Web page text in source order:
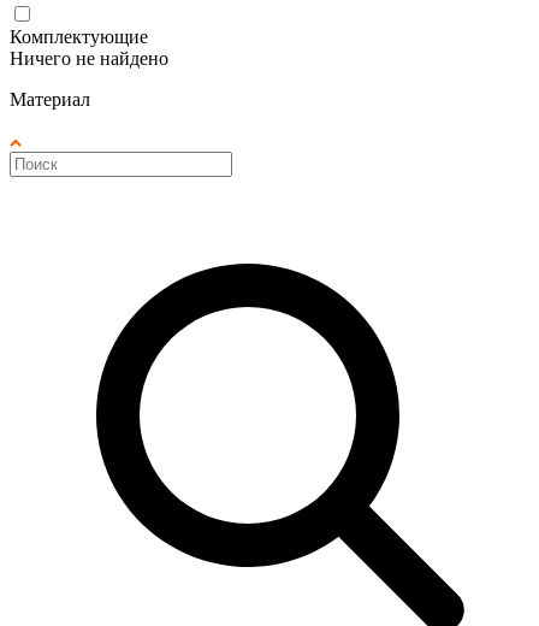
Комплектующие
Ничего не найдено
Материал